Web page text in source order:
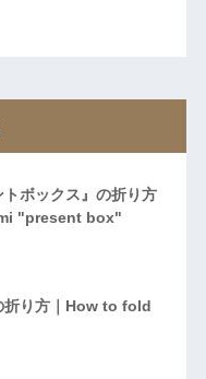
ボックス』の折り方
"present box"
折り方｜How to fold